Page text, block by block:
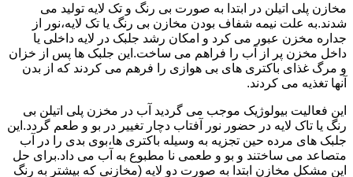
مخازن پلی اتیلن در ابتدا به صورت بی رنگ و تک لایه تولید می
شدند.به علت نیمه شفاف بودن مخازن بی رنگ یا تک لایه،نور از
جداره مخزن عبور می کرد و امکان رشد جلبک در لایه داخلی یا
داخل مخزن پر از آب را فراهم می ساخت.این جلبک ها پس از خزان
و مرگ غذای باکتری های بی هوازی را فرهم می کردند که از بدن
آنها تغذیه می کردند.
این فعالیت بیولوژیک موجب می گردید آب در مخزن پلی اتیلن بی
رنگ یا تاک لایه در حضور نور آفتاب دچار تغییر در بو و طعم گردد.این
جلبک های مرده حین تجزیه به وسیله باکتری ها،بوی بدی را در آب
متصاعد می ساختند و بو و طعمی نا مطبوع به آب می داد.برای حل
این مشکل مخازن ابتدا به صورت دو لایه (مخازنی که بیشتر به رنگ